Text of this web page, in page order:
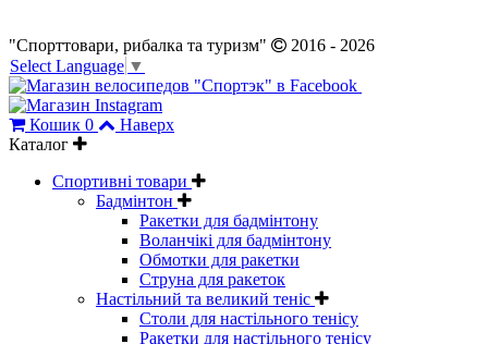
"Спорттовари, рибалка та туризм"
2016 - 2026
Select Language ▼
Кошик 0
Наверх
Каталог
Спортивні товари
Бадмінтон
Ракетки для бадмінтону
Воланчікі для бадмінтону
Обмотки для ракетки
Струна для ракеток
Настільний та великий теніс
Столи для настільного тенісу
Ракетки для настільного тенісу